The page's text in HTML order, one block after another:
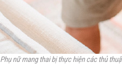
Phụ nữ mang thai bị thực hiện các thủ